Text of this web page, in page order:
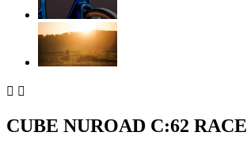
 
CUBE NUROAD C:62 RACE